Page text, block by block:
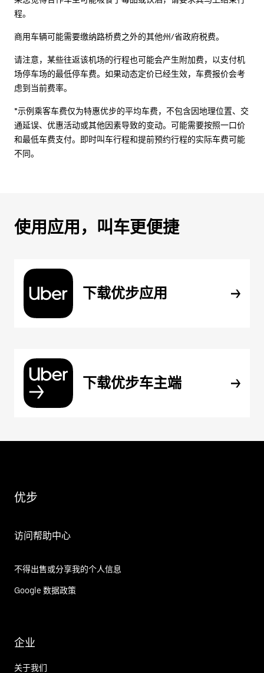
程。
商用车辆可能需要缴纳路桥费之外的其他州/省政府税费。
请注意，某些往返该机场的行程也可能会产生附加费，以支付机
场停车场的最低停车费。如果动态定价已经生效，车费报价会考
虑到当前费率。
*示例乘客车费仅为特惠优步的平均车费，不包含因地理位置、交
通延误、优惠活动或其他因素导致的变动。可能需要按照一口价
和最低车费支付。即时叫车行程和提前预约行程的实际车费可能
不同。
使用应用，叫车更便捷
下载优步应用
下载优步车主端
优步
访问帮助中心
不得出售或分享我的个人信息
Google 数据政策
企业
关于我们